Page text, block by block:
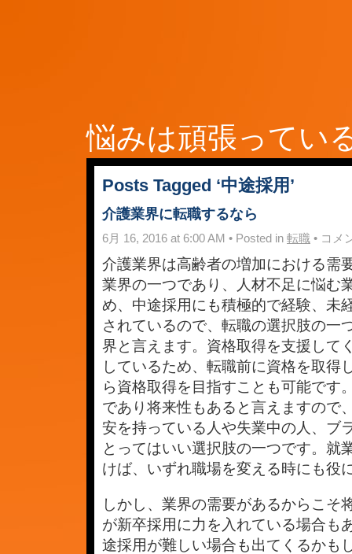
悩みは頑張ってい
Posts Tagged ‘中途採用’
介護業界に転職するなら
6月 16, 2016 at 6:00 AM • Posted in 転職 • 介
業
界
に
転
職
す
る
な
ら
は
コメ
介護業界は高齢者の増加における需
業界の一つであり、人材不足に悩む
め、中途採用にも積極的で経験、未
されているので、転職の選択肢の一
界と言えます。資格取得を支援して
しているため、転職前に資格を取得
ら資格取得を目指すことも可能です
であり将来性もあると言えますので
安を持っている人や失業中の人、ブ
とってはいい選択肢の一つです。就
けば、いずれ職場を変える時にも役
しかし、業界の需要があるからこそ
が新卒採用に力を入れている場合も
途採用が難しい場合も出てくるかも